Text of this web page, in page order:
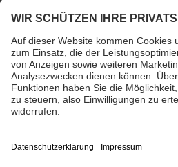
Cookie-Einstellungen
Impressum
Versandkosten
Partner
alle Preise inkl. gesetzlicher MwSt.